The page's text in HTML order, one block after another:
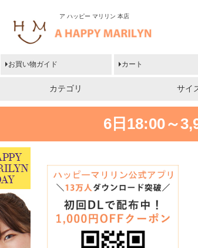
ア ハッピー マリリン 本店
お買い物ガイド カート
カテゴリ サイ
6日18:00～